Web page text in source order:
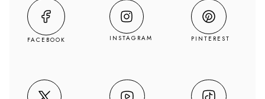
FACEBOOK INSTAGRAM PINTEREST